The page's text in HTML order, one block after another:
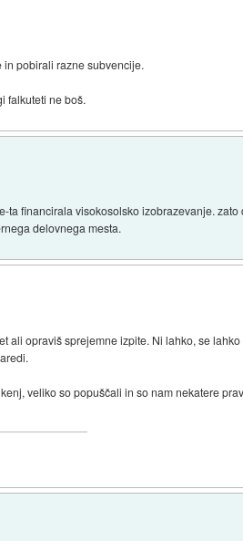
pobirali razne subvencije.
falkuteti ne boš.
financirala visokosolsko izobrazevanje.
delovnega mesta.
opraviš sprejemne izpite. Ni lahko, se
veliko so popuščali in so nam nekatere